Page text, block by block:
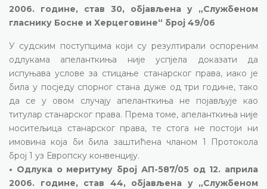
2006. године, став 30, објављена у „Службеном
гласнику Босне и Херцеговине“ број 49/06
У судским поступцима који су резултирали оспореним
одлукама апеланткиња није успјела доказати да
испуњава услове за стицање станарског права, иако је
била у посједу спорног стана дуже од три године, тако
да се у овом случају апеланткиња не појављује као
титулар станарског права. Према томе, апеланткиња није
носитељица станарског права, те стога не постоји ни
имовина која би била заштићена чланом 1 Протокола
број 1 уз Европску конвенцију.
• Одлука о меритуму број АП-587/05 од 12. априла
2006. године, став 44, објављена у „Службеном